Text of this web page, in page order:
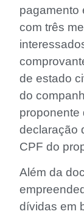
pagamento
com três
de estado
do
proponente
declaração
CPF do
Além da
dívidas em